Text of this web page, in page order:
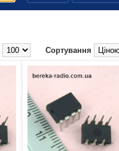
Сортування